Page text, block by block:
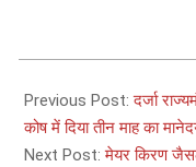
08-
07
Previous Post:दर्जा
कोष में दिया तीन माह का
Next Post:मेयर किरण जैसल